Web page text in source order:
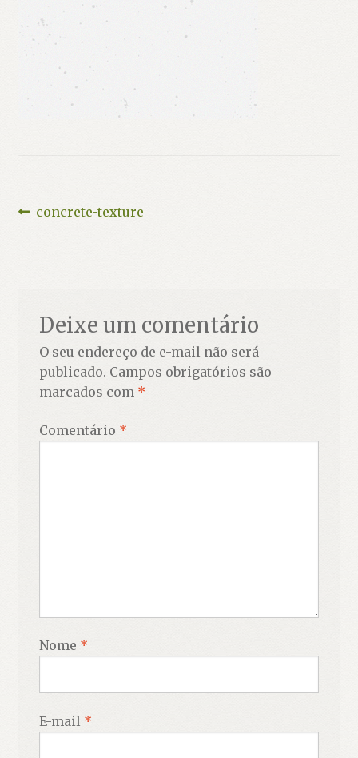
Navegação
Post
concrete-texture
Deixe um comentário
O seu endereço de e-mail não será
publicado. Campos obrigatórios são
marcados com *
Comentário *
Nome *
E-mail *